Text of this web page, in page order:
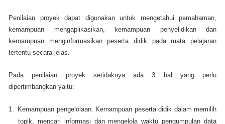
Penilaian proyek dapat digunakan untuk mengetahui pemahaman,
kemampuan mengaplikasikan, kemampuan penyelidikan dan
kemampuan menginformasikan peserta didik pada mata pelajaran
tertentu secara jelas.
Pada penilaian proyek setidaknya ada 3 hal yang perlu
dipertimbangkan yaitu:
1. Kemampuan pengelolaan. Kemampuan peserta didik dalam memilih
topik, mencari informasi dan mengelola waktu pengumpulan data